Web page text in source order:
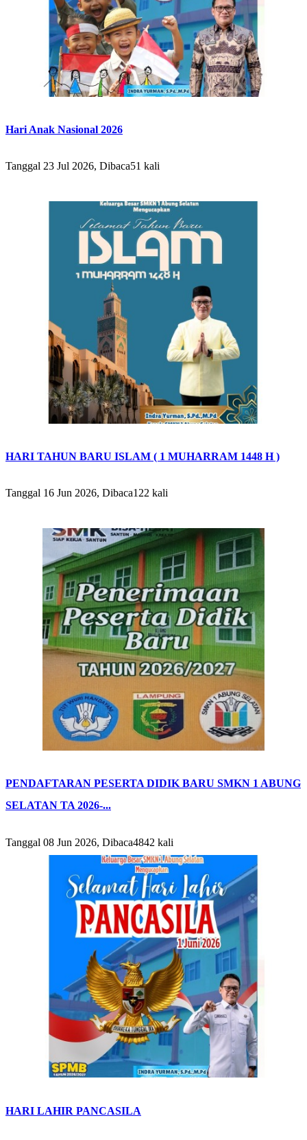
Hari Anak Nasional 2026
Tanggal 23 Jul 2026, Dibaca51 kali
HARI TAHUN BARU ISLAM ( 1 MUHARRAM 1448 H )
Tanggal 16 Jun 2026, Dibaca122 kali
PENDAFTARAN PESERTA DIDIK BARU SMKN 1 ABUNG
SELATAN TA 2026-...
Tanggal 08 Jun 2026, Dibaca4842 kali
HARI LAHIR PANCASILA